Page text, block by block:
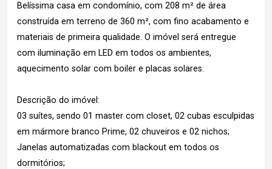
Belíssima casa em condomínio, com 208 m² de área
construída em terreno de 360 m², com fino acabamento e
materiais de primeira qualidade. O imóvel será entregue
com iluminação em LED em todos os ambientes,
aquecimento solar com boiler e placas solares.
Descrição do imóvel:
03 suítes, sendo 01 master com closet, 02 cubas esculpidas
em mármore branco Prime, 02 chuveiros e 02 nichos;
Janelas automatizadas com blackout em todos os
dormitórios;